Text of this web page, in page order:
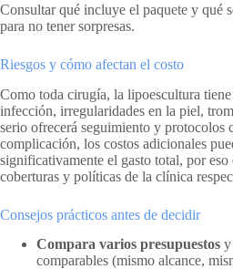
Consultar qué incluye el paquete y qué
para no tener sorpresas.
Riesgos y cómo afectan el costo
Como toda cirugía, la lipoescultura tiene
infección, irregularidades en la piel,
serio ofrecerá seguimiento y protocolos
complicación, los costos adicionales
significativamente el gasto total, por
coberturas y políticas de la clínica
Consejos prácticos antes de decidir
Compara varios presupuestos y
comparables (mismo alcance,